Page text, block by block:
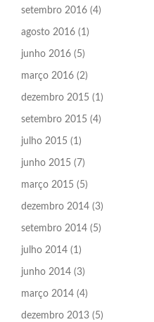
setembro 2016 (4)
agosto 2016 (1)
junho 2016 (5)
março 2016 (2)
dezembro 2015 (1)
setembro 2015 (4)
julho 2015 (1)
junho 2015 (7)
março 2015 (5)
dezembro 2014 (3)
setembro 2014 (5)
julho 2014 (1)
junho 2014 (3)
março 2014 (4)
dezembro 2013 (5)